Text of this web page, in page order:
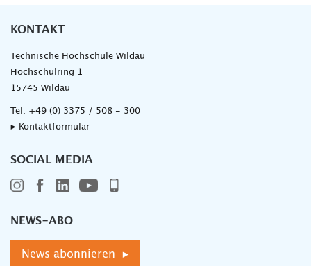
KONTAKT
Technische Hochschule Wildau
Hochschulring 1
15745 Wildau
Tel: +49 (0) 3375 / 508 - 300
▸ Kontaktformular
SOCIAL MEDIA
NEWS-ABO
News abonnieren ▸